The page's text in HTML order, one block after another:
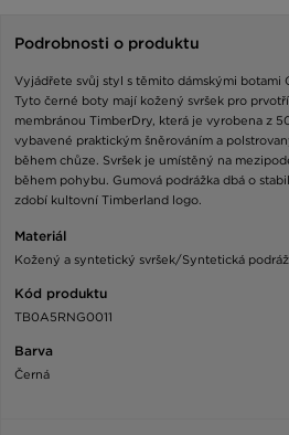
Podrobnosti o produktu
Vyjádřete svůj styl s těmito dámskými botami
Tyto černé boty mají kožený svršek pro
membránou TimberDry, která je vyrobena z
vybavené praktickým šněrováním a
během chůze. Svršek je umístěný na
během pohybu. Gumová podrážka dbá o
zdobí kultovní Timberland logo.
Materiál
Kožený a syntetický svršek/Syntetická
Kód produktu
TB0A5RNG0011
Barva
Černá